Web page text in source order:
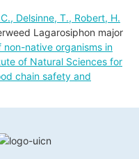
Delsinne, T., Robert, H.
Lagarosiphon major
non-native organisms in
of Natural Sciences for
chain safety and